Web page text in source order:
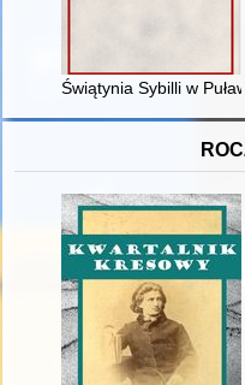
Świątynia Sybilli w